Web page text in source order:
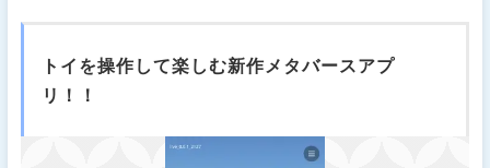
トイを操作して楽しむ新作メタバースアプ
リ！！